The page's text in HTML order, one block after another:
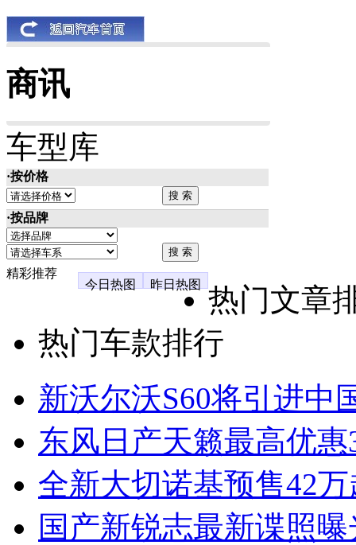
商讯
车型库
·按价格
·按品牌
精彩推荐
今日热图
昨日热图
热门文章
热门车款排行
新沃尔沃S60将引进中
东风日产天籁最高优
全新大切诺基预售42
国产新锐志最新谍照